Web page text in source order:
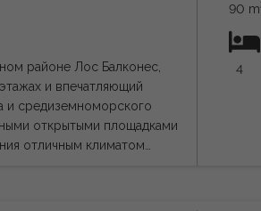
районе Лос Балконес,
и впечатляющий
и средиземноморского
отличным климатом
90 m
4